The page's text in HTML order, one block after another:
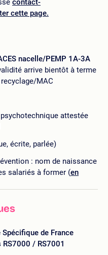
cette page.
nacelle/PEMP 1A-3A
arrive bientôt à terme
MAC
attestée
écrite, parlée)
: nom de naissance
salariés à former (en
de France
/ RS7001